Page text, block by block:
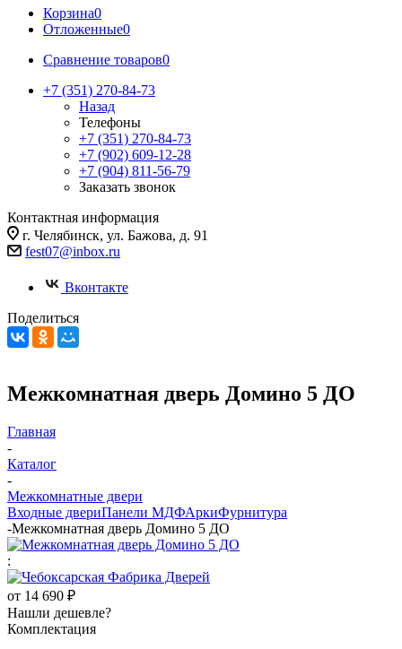
Корзина0
Отложенные0
Сравнение товаров0
+7 (351) 270-84-73
Назад
Телефоны
+7 (351) 270-84-73
+7 (902) 609-12-28
+7 (904) 811-56-79
Заказать звонок
Контактная информация
г. Челябинск, ул. Бажова, д. 91
fest07@inbox.ru
Вконтакте
Поделиться
Межкомнатная дверь Домино 5 ДО
Главная
-
Каталог
-
Межкомнатные двери
Входные двериПанели МДФАркиФурнитура
-Межкомнатная дверь Домино 5 ДО
:
от 14 690 ₽
Нашли дешевле?
Комплектация